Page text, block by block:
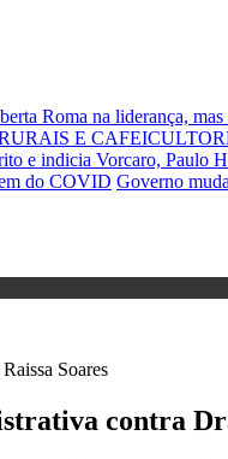
Roma na liderança,
E
e indicia Vorcaro, Paulo
do COVID Governo
contra